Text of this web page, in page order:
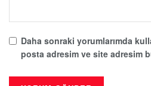
Daha sonraki yorumlarımda
posta adresim ve site adresim